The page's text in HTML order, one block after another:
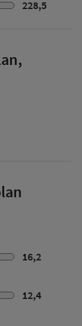
228,5
16,2
12,4